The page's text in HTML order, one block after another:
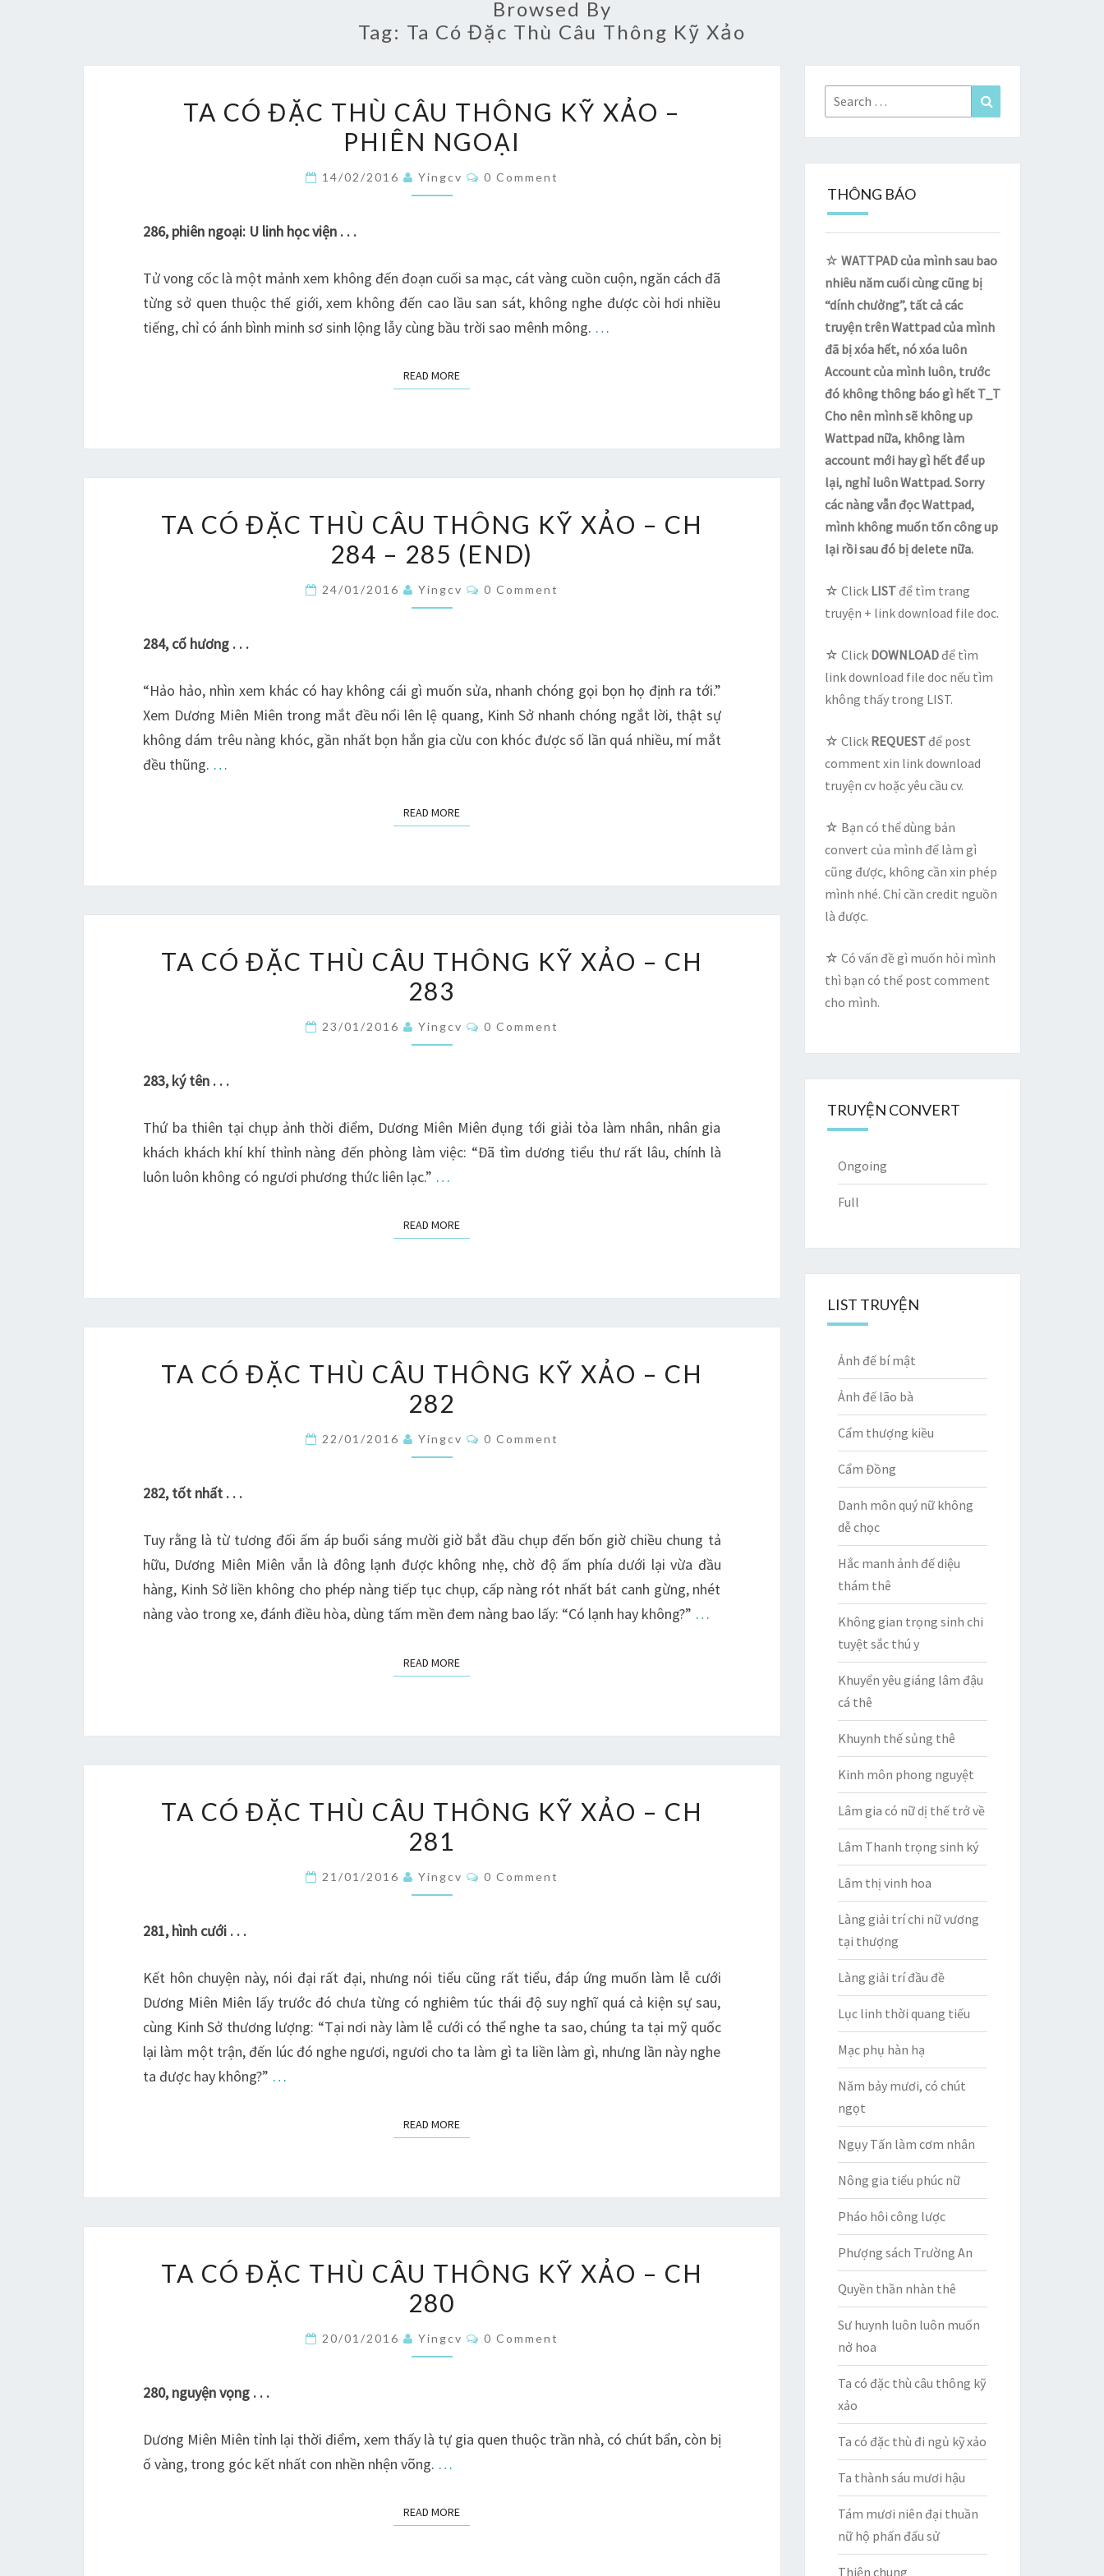
Browsed By
Tag: Ta Có Đặc Thù Câu Thông Kỹ Xảo
CÓ
ĐẶC
CÂU
–
PHIÊN
NGOẠI
TA CÓ ĐẶC THÙ CÂU THÔNG KỸ XẢO –
PHIÊN NGOẠI
14/02/2016 Yingcv Comments
0 Comment
286, phiên ngoại: U linh học viện . . .
Tử vong cốc là một mảnh xem không đến đoạn cuối sa mạc, cát vàng cuồn cuộn, ngăn cách đã
từng sở quen thuộc thế giới, xem không đến cao lầu san sát, không nghe được còi hơi nhiều
tiếng, chỉ có ánh bình minh sơ sinh lộng lẫy cùng bầu trời sao mênh mông. …
READ MOREREAD MORE
ĐẶC
CÂU
–
CH
284
(END)
TA CÓ ĐẶC THÙ CÂU THÔNG KỸ XẢO – CH
284 – 285 (END)
24/01/2016 Yingcv Comments
0 Comment
284, cố hương . . .
“Hảo hảo, nhìn xem khác có hay không cái gì muốn sửa, nhanh chóng gọi bọn họ định ra tới.”
Xem Dương Miên Miên trong mắt đều nổi lên lệ quang, Kinh Sở nhanh chóng ngắt lời, thật sự
không dám trêu nàng khóc, gần nhất bọn hắn gia cừu con khóc được số lần quá nhiều, mí mắt
đều thũng. …
READ MOREREAD MORE
ĐẶC
CÂU
–
CH
283
TA CÓ ĐẶC THÙ CÂU THÔNG KỸ XẢO – CH
283
23/01/2016 Yingcv Comments
0 Comment
283, ký tên . . .
Thứ ba thiên tại chụp ảnh thời điểm, Dương Miên Miên đụng tới giải tỏa làm nhân, nhân gia
khách khách khí khí thỉnh nàng đến phòng làm việc: “Đã tìm dương tiểu thư rất lâu, chính là
luôn luôn không có ngươi phương thức liên lạc.” …
READ MOREREAD MORE
ĐẶC
CÂU
–
CH
282
TA CÓ ĐẶC THÙ CÂU THÔNG KỸ XẢO – CH
282
22/01/2016 Yingcv Comments
0 Comment
282, tốt nhất . . .
Tuy rằng là từ tương đối ấm áp buổi sáng mười giờ bắt đầu chụp đến bốn giờ chiều chung tả
hữu, Dương Miên Miên vẫn là đông lạnh được không nhẹ, chờ độ ấm phía dưới lại vừa đầu
hàng, Kinh Sở liền không cho phép nàng tiếp tục chụp, cấp nàng rót nhất bát canh gừng, nhét
nàng vào trong xe, đánh điều hòa, dùng tấm mền đem nàng bao lấy: “Có lạnh hay không?” …
READ MOREREAD MORE
ĐẶC
CÂU
–
CH
281
TA CÓ ĐẶC THÙ CÂU THÔNG KỸ XẢO – CH
281
21/01/2016 Yingcv Comments
0 Comment
281, hình cưới . . .
Kết hôn chuyện này, nói đại rất đại, nhưng nói tiểu cũng rất tiểu, đáp ứng muốn làm lễ cưới
Dương Miên Miên lấy trước đó chưa từng có nghiêm túc thái độ suy nghĩ quá cả kiện sự sau,
cùng Kinh Sở thương lượng: “Tại nơi này làm lễ cưới có thể nghe ta sao, chúng ta tại mỹ quốc
lại làm một trận, đến lúc đó nghe ngươi, ngươi cho ta làm gì ta liền làm gì, nhưng lần này nghe
ta được hay không?” …
READ MOREREAD MORE
ĐẶC
CÂU
–
CH
TA CÓ ĐẶC THÙ CÂU THÔNG KỸ XẢO – CH
280
20/01/2016 Yingcv Comments
0 Comment
280, nguyện vọng . . .
Dương Miên Miên tỉnh lại thời điểm, xem thấy là tự gia quen thuộc trần nhà, có chút bẩn, còn bị
ố vàng, trong góc kết nhất con nhền nhện võng. …
READ MOREREAD MORE
Search
for:
THÔNG BÁO
☆ WATTPAD của mình sau bao
nhiêu năm cuối cùng cũng bị
“dính chưởng”, tất cả các
truyện trên Wattpad của mình
đã bị xóa hết, nó xóa luôn
Account của mình luôn, trước
đó không thông báo gì hết T_T
Cho nên mình sẽ không up
Wattpad nữa, không làm
account mới hay gì hết để up
lại, nghỉ luôn Wattpad. Sorry
các nàng vẫn đọc Wattpad,
mình không muốn tốn công up
lại rồi sau đó bị delete nữa.
☆ Click LISTđể tìm trang
truyện + link download file doc.
☆ Click DOWNLOADđể tìm
link download file doc nếu tìm
không thấy trong LIST.
☆ Click REQUESTđể post
comment xin link download
truyện cv hoặc yêu cầu cv.
☆ Bạn có thể dùng bản
convert của mình để làm gì
cũng được, không cần xin phép
mình nhé. Chỉ cần credit nguồn
là được.
☆ Có vấn đề gì muốn hỏi mình
thì bạn có thể post comment
cho mình.
TRUYỆN CONVERT
Ongoing
Full
LIST TRUYỆN
Ảnh đế bí mật
Ảnh đế lão bà
Cẩm thượng kiều
Cẩm Đồng
Danh môn quý nữ không
dễ chọc
Hắc manh ảnh đế diệu
thám thê
Không gian trọng sinh chi
tuyệt sắc thú y
Khuyển yêu giáng lâm đậu
cá thê
Khuynh thế sủng thê
Kinh môn phong nguyệt
Lâm gia có nữ dị thế trở về
Lâm Thanh trọng sinh ký
Lâm thị vinh hoa
Làng giải trí chi nữ vương
tại thượng
Làng giải trí đầu đề
Lục linh thời quang tiếu
Mạc phụ hàn hạ
Năm bảy mươi, có chút
ngọt
Ngụy Tấn làm cơm nhân
Nông gia tiểu phúc nữ
Pháo hôi công lược
Phượng sách Trường An
Quyền thần nhàn thê
Sư huynh luôn luôn muốn
nở hoa
Ta có đặc thù câu thông kỹ
xảo
Ta có đặc thù đi ngủ kỹ xảo
Ta thành sáu mươi hậu
Tám mươi niên đại thuần
nữ hộ phấn đấu sử
Thiện chung